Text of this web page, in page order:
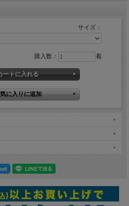
ッズ関連)][海上自衛隊][水上艦][掃海艇][掃海艇
サイズ：
購入数： 着